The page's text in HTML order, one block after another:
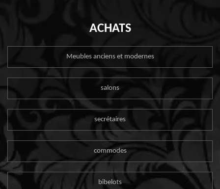
ACHATS
Meubles anciens et modernes
salons
secrétaires
commodes
bibelots